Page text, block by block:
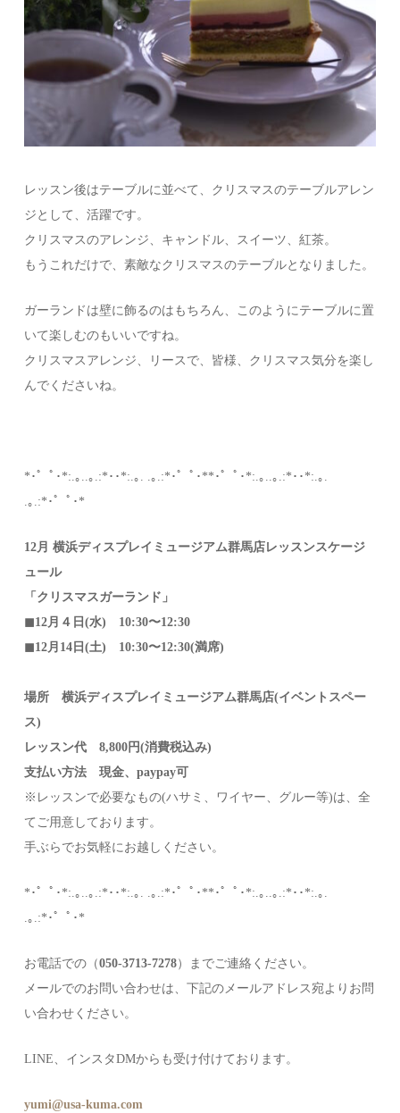
レッスン後はテーブルに並べて、クリスマスのテーブルアレン
ジとして、活躍です。
クリスマスのアレンジ、キャンドル、スイーツ、紅茶。
もうこれだけで、素敵なクリスマスのテーブルとなりました。
ガーランドは壁に飾るのはもちろん、このようにテーブルに置
いて楽しむのもいいですね。
クリスマスアレンジ、リースで、皆様、クリスマス気分を楽し
んでくださいね。
*･゜ﾟ･*:.｡..｡.:*･･*:.｡. .｡.:*･゜ﾟ･**･゜ﾟ･*:.｡..｡.:*･･*:.｡.
.｡.:*･゜ﾟ･*
12月 横浜ディスプレイミュージアム群馬店レッスンスケージ
ュール
「クリスマスガーランド」
◼︎12月４日(水) 10:30〜12:30
◼︎12月14日(土) 10:30〜12:30(満席)
場所 横浜ディスプレイミュージアム群馬店(イベントスペー
ス)
レッスン代 8,800円(消費税込み)
支払い方法 現金、paypay可
※レッスンで必要なもの(ハサミ、ワイヤー、グルー等)は、全
てご用意しております。
手ぶらでお気軽にお越しください。
*･゜ﾟ･*:.｡..｡.:*･･*:.｡. .｡.:*･゜ﾟ･**･゜ﾟ･*:.｡..｡.:*･･*:.｡.
.｡.:*･゜ﾟ･*
お電話での（050-3713-7278）までご連絡ください。
メールでのお問い合わせは、下記のメールアドレス宛よりお問
い合わせください。
LINE、インスタDMからも受け付けております。
yumi@usa-kuma.com